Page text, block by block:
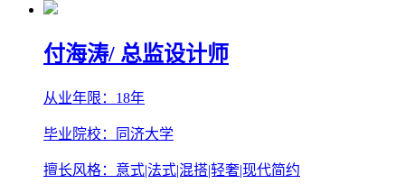
付海涛/ 总监设计师
从业年限：18年
毕业院校：同济大学
擅长风格：意式|法式|混搭|轻奢|现代简约